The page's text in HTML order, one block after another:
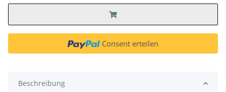
Consent erteilen
Beschreibung